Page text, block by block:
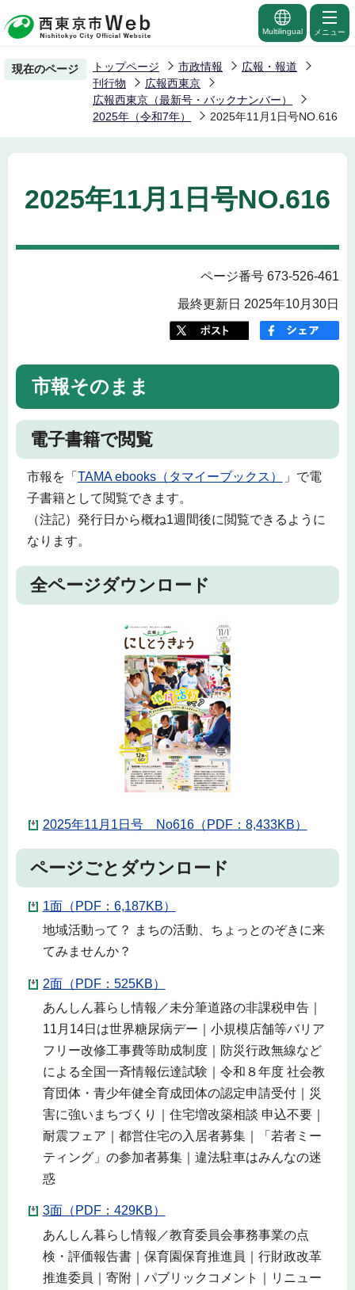
の
ー
先
頭
Multilingual メニュー
現在のページ トップページ 市政情報
広報・報道
刊行物
広報西東京
広報西東京（最新号・バックナンバー）
2025年（令和7年）
2025年11月1日号NO.616
2025年11月1日号NO.616
ページ番号 673-526-461
最終更新日 2025年10月30日
市報そのまま
電子書籍で閲覧
市報を「 TAMA ebooks（タマイーブックス）
」で電
子書籍として閲覧できます。
（注記）発行日から概ね1週間後に閲覧できるように
なります。
全ページダウンロード
2025年11月1日号 No616（PDF：8,433KB）
ページごとダウンロード
1面（PDF：6,187KB）
地域活動って？ まちの活動、ちょっとのぞきに来
てみませんか？
2面（PDF：525KB）
あんしん暮らし情報／未分筆道路の非課税申告｜
11月14日は世界糖尿病デー｜小規模店舗等バリア
フリー改修工事費等助成制度｜防災行政無線など
による全国一斉情報伝達試験｜令和８年度 社会教
育団体・青少年健全育成団体の認定申請受付｜災
害に強いまちづくり｜住宅増改築相談 申込不要｜
耐震フェア｜都営住宅の入居者募集｜「若者ミー
ティング」の参加者募集｜違法駐車はみんなの迷
惑
3面（PDF：429KB）
あんしん暮らし情報／教育委員会事務事業の点
検・評価報告書｜保育園保育推進員｜行財政改革
推進委員｜寄附｜パブリックコメント｜リニュー